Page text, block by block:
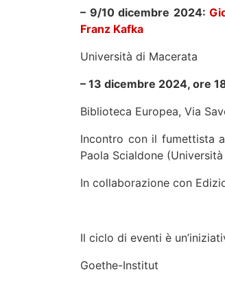
– 9/10 dicembre 2024:
Franz Kafka
Università di Macerata
– 13 dicembre 2024, ore
Biblioteca Europea, Via
Incontro con il fumettista
Paola Scialdone
In collaborazione con
Il ciclo di eventi è
Goethe-Institut